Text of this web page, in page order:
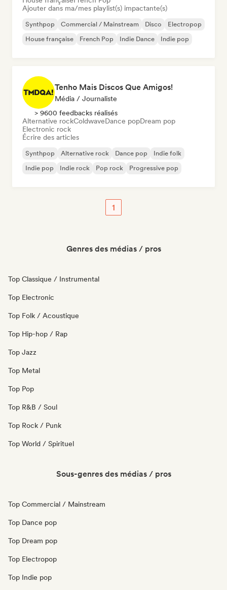
Ajouter dans ma/mes playlist(s) impactante(s)
Synthpop Commercial / Mainstream Disco
Electropop
House française
French Pop Indie Dance Indie pop
Tenho Mais Discos Que Amigos!
Média / Journaliste
> 9600 feedbacks réalisés
Alternative rockColdwaveDance popDream pop
Electronic rock
Écrire des articles
Synthpop Alternative rock Dance pop
Indie folk
Indie pop
Indie rock Pop rock Progressive pop
1
Genres des médias / pros
Top Classique / Instrumental
Top Electronic
Top Folk / Acoustique
Top Hip-hop / Rap
Top Jazz
Top Metal
Top Pop
Top R&B / Soul
Top Rock / Punk
Top World / Spirituel
Sous-genres des médias / pros
Top Commercial / Mainstream
Top Dance pop
Top Dream pop
Top Electropop
Top Indie pop